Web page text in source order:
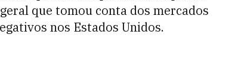
que tomou conta dos mercados
nos Estados Unidos.